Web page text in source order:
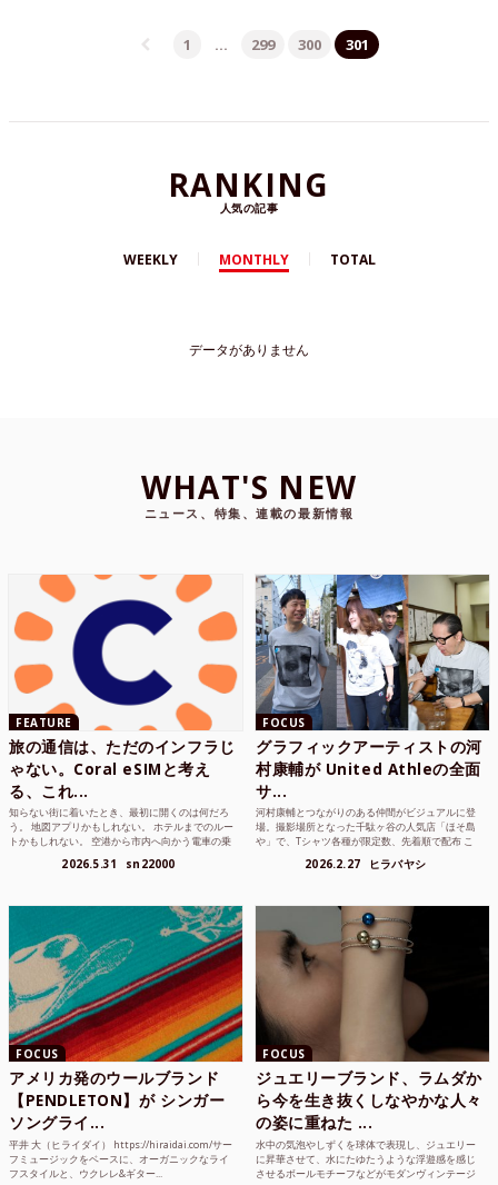
1 … 299 300 301
RANKING
人気の記事
WEEKLY MONTHLY TOTAL
データがありません
WHAT'S NEW
ニュース、特集、連載の最新情報
FEATURE
旅の通信は、ただのインフラじ
ゃない。Coral eSIMと考え
る、これ...
知らない街に着いたとき、最初に開くのは何だろ
う。 地図アプリかもしれない。 ホテルまでのルー
トかもしれない。 空港から市内へ向かう電車の乗
2026.5.31 sn22000
FOCUS
グラフィックアーティストの河
村康輔が United Athleの全面
サ...
河村康輔とつながりのある仲間がビジュアルに登
場。撮影場所となった千駄ヶ谷の人気店「ほそ島
や」で、Tシャツ各種が限定数、先着順で配布 こ
2026.2.27 ヒラバヤシ
FOCUS
アメリカ発のウールブランド
【PENDLETON】が シンガー
ソングライ...
平井 大（ヒライダイ） https://hiraidai.com/サー
フミュージックをベースに、オーガニックなライ
フスタイルと、ウクレレ&ギター...
FOCUS
ジュエリーブランド、ラムダか
ら今を生き抜くしなやかな人々
の姿に重ねた ...
水中の気泡やしずくを球体で表現し、ジュエリー
に昇華させて、水にたゆたうような浮遊感を感じ
させるボールモチーフなどがモダンヴィンテージ